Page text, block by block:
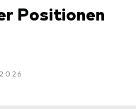
Positionen